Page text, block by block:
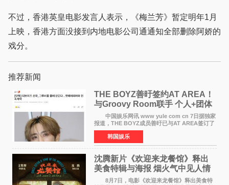
不过，香港英皇电影发言人表示，《梅兰芳》暂定明年1月
上映，香港方面没接到内地电影公司通通知全部删除阿娇的
戏分。
推荐新闻
THE BOYZ善旴签约AT AREA！
与Groovy Room联手 个人+团体
活动并行
中国娱乐网讯 www yule com cn 7日据独家
报道，THE BOYZ成员善旴已与AT AREA签订了
专属合约。AT AREA是由知名制作人组合
Groovy Room创立的hip-hop厂牌，旗下拥有多
位实力派音乐人，在韩
韩国娱乐
沈腾新片《欢迎来龙餐馆》释出
美食特辑与海报 烟火气中见人情
温暖
8月7日，电影《欢迎来龙餐馆》释出美食特